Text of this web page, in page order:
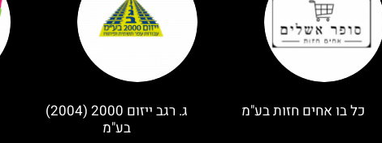
כל בו אחים חזות בע"מ
ג. רגב ייזום 2000 (2004)
בע"מ